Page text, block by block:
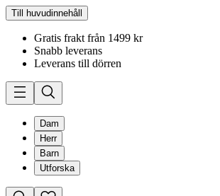
Till huvudinnehåll
Gratis frakt från 1499 kr
Snabb leverans
Leverans till dörren
Dam
Herr
Barn
Utforska